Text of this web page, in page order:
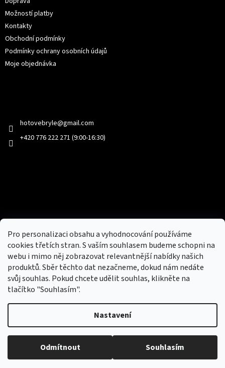
Pro personalizaci obsahu a vyhodnocování používáme
cookies třetích stran. S vaším souhlasem budeme schopni na
webu i mimo něj zobrazovat relevantnější nabídky našich
produktů. Sběr těchto dat nezačneme, dokud nám nedáte
svůj souhlas. Pokud chcete udělit souhlas, klikněte na
tlačítko "Souhlasím".
Nastavení
Odmítnout Souhlasím
Možností platby
Kontakty
Obchodní podmínky
Podmínky ochrany osobních údajů
Moje objednávka
hotovebryle@gmail.com
+420 776 222 271 (9:00-16:30)
Nový obchod s batohy, cestovními zavazadly, tašky a peněženky
Copyright 2026hotovebryle.cz
. Všechna práva